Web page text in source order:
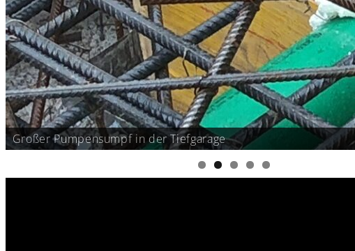
Großer Pumpensumpf in der Tiefgarage